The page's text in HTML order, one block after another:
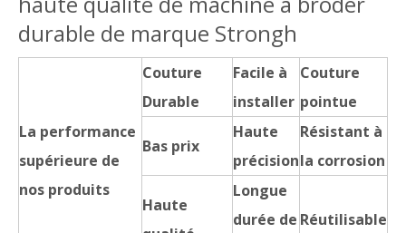
durable de marque Strongh
La performance
supérieure de
nos produits
Couture
Durable
Facile à
installer
Couture
pointue
Bas prix
Haute
précision
Résistant à
la corrosion
Haute
Longue
durée de Réutilisable